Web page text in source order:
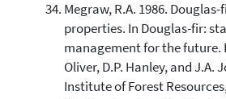
Megraw, R.A. 1986.
properties. In Douglas-fir:
management for the future.
Oliver, D.P. Hanley, and J.A.
Institute of Forest